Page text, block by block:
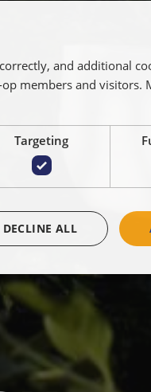
and additional
members and visitors.
Targeting
DECLINE ALL